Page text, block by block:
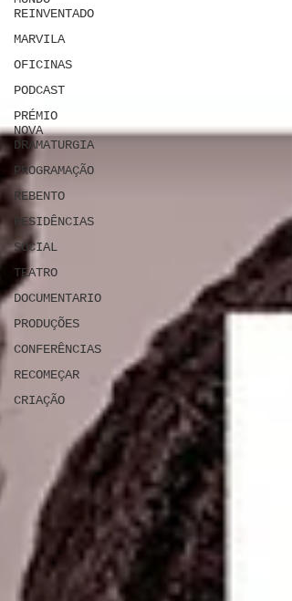
REINVENTADO
MARVILA
OFICINAS
PODCAST
PRÉMIO
NOVA
DRAMATURGIA
PROGRAMAÇÃO
REBENTO
RESIDÊNCIAS
SOCIAL
TEATRO
DOCUMENTARIO
PRODUÇÕES
CONFERÊNCIAS
RECOMEÇAR
CRIAÇÃO